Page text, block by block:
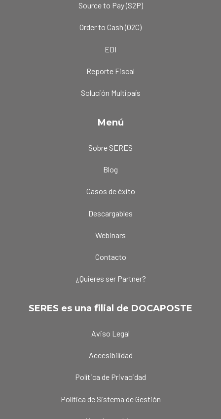
Source to Pay (S2P)
Order to Cash (O2C)
EDI
Reporte Fiscal
Solución Multipaís
Menú
Sobre SERES
Blog
Casos de éxito
Descargables
Webinars
Contacto
¿Quieres ser Partner?
SERES es una filial de DOCAPOSTE
Aviso Legal
Accesibilidad
Política de Privacidad
Política de Sistema de Gestión